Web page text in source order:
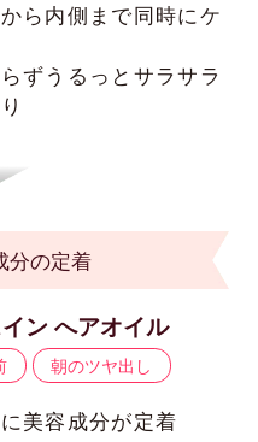
ら内側まで同時にケ
ずうるっとサラサラ
分の定着
ン へアオイル
朝のツヤ出し
美容成分が定着